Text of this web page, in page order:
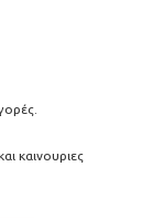
καινουριες